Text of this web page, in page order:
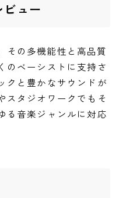
ュー
その多機能性と高品質
のベーシストに支持さ
クと豊かなサウンドが
スタジオワークでもそ
る音楽ジャンルに対応